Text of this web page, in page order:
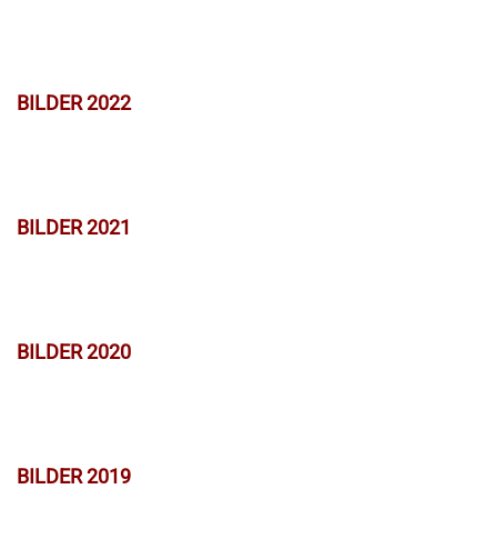
BILDER 2022
BILDER 2021
BILDER 2020
BILDER 2019